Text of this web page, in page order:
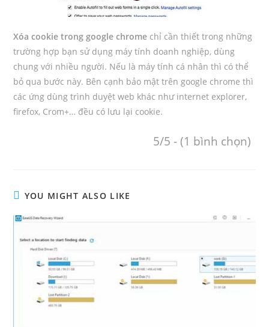
Xóa cookie trong google chrome chỉ cần thiết trong những
trường hợp bạn sử dụng máy tính doanh nghiệp, dùng
chung với nhiều người. Nếu là máy tính cá nhân thì có thể
bỏ qua bước này. Bên cạnh bảo mật trên google chrome thì
các ứng dùng trình duyệt web khác như internet explorer,
firefox, Crom+… đều có lưu lại cookie.
5/5 - (1 bình chọn)
YOU MIGHT ALSO LIKE